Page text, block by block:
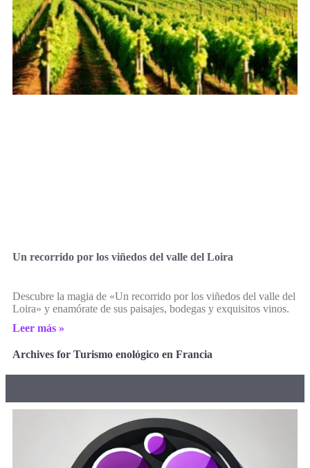
Un recorrido por los viñedos del valle del Loira
Descubre la magia de «Un recorrido por los viñedos del valle del
Loira» y enamórate de sus paisajes, bodegas y exquisitos vinos.
Leer más »
Archives for Turismo enológico en Francia